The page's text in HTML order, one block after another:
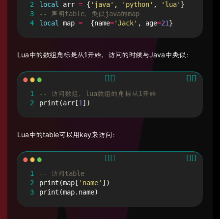
2
3
4
local
arr = { 'java' , 'python' , 'lua' }
-- 声明table，类似java的map
local
map = {name='Jack' , age=21}
Lua中的数组角标是从1开始，访问的时候与Java中类似：
1
2
-- 访问数组，lua数组的角标从1开始
print (arr[1 ])
Lua中的table可以用key来访问：
1
2
3
-- 访问table
print (map[ 'name' ])
print (map.name)